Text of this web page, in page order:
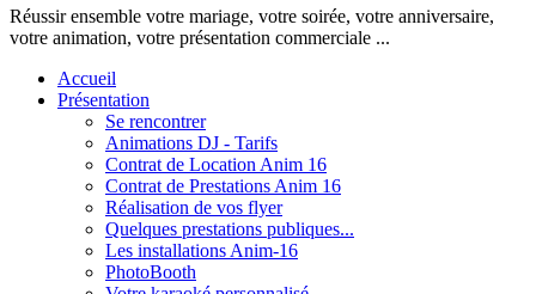
Réussir ensemble votre mariage, votre soirée, votre anniversaire,
votre animation, votre présentation commerciale ...
Accueil
Présentation
Se rencontrer
Animations DJ - Tarifs
Contrat de Location Anim 16
Contrat de Prestations Anim 16
Réalisation de vos flyer
Quelques prestations publiques...
Les installations Anim-16
PhotoBooth